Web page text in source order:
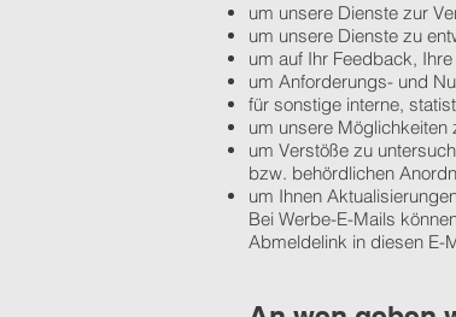
um unsere Dienste zur
um unsere Dienste zu
um auf Ihr Feedback,
um Anforderungs- und
für sonstige interne,
um unsere
um Verstöße zu
bzw. behördlichen
um Ihnen
Bei Werbe-E-Mails
Abmeldelink in diesen E-